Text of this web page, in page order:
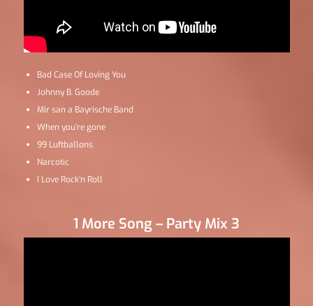
Bad Case Of Loving You
Johnny B. Goode
Mir san a Bayrische Band
When you’re gone
99 Luftballons
Narcotic
I Love Rock’n Roll
1 More Song – Party Mix 3